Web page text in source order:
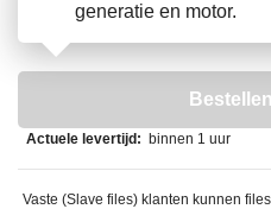
generatie en motor.
Bestellen
Actuele levertijd: binnen 1 uur
Vaste (Slave files) klanten kunnen